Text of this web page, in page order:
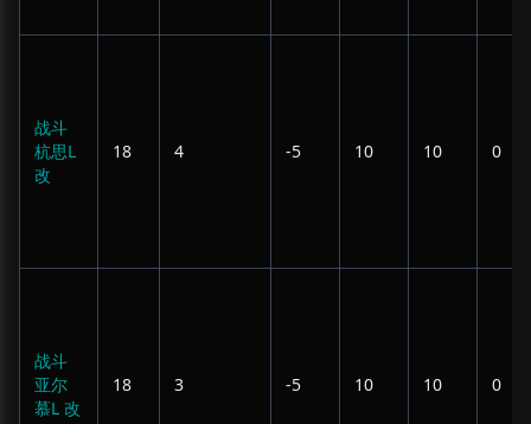
战斗
杭思L
改
18 4 -5 10 10 0
战斗
亚尔
慕L 改
18 3 -5 10 10 0